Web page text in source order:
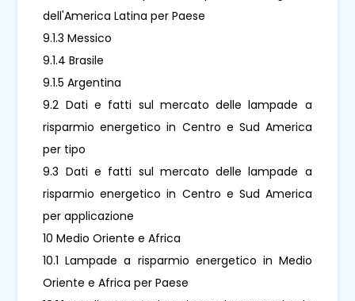
dell'America Latina per Paese
9.1.3 Messico
9.1.4 Brasile
9.1.5 Argentina
9.2 Dati e fatti sul mercato delle lampade a
risparmio energetico in Centro e Sud America
per tipo
9.3 Dati e fatti sul mercato delle lampade a
risparmio energetico in Centro e Sud America
per applicazione
10 Medio Oriente e Africa
10.1 Lampade a risparmio energetico in Medio
Oriente e Africa per Paese